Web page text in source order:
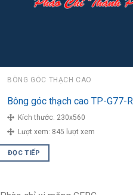
BÔNG GÓC THẠCH CAO
Bông góc thạch cao TP-G77-R
Kích thước: 230x560
Lượt xem: 845 lượt xem
ĐỌC TIẾP